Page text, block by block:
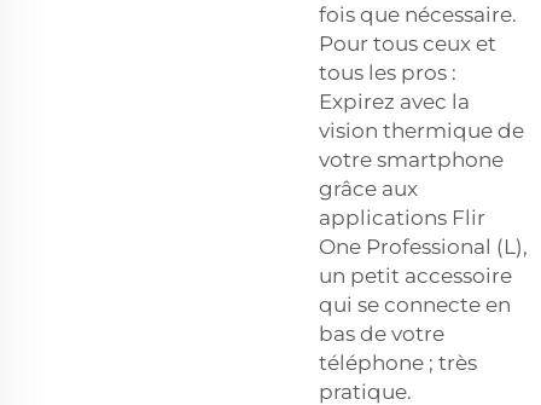
fois que nécessaire.
Pour tous ceux et
tous les pros :
Expirez avec la
vision thermique de
votre smartphone
grâce aux
applications Flir
One Professional (L),
un petit accessoire
qui se connecte en
bas de votre
téléphone ; très
pratique.